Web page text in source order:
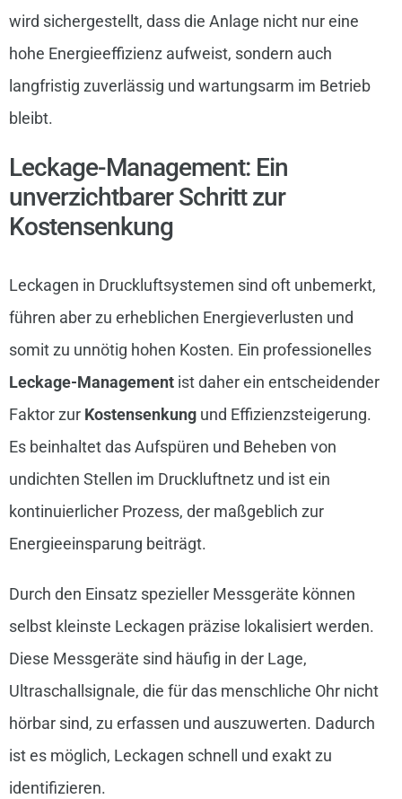
wird sichergestellt, dass die Anlage nicht nur eine
hohe Energieeffizienz aufweist, sondern auch
langfristig zuverlässig und wartungsarm im Betrieb
bleibt.
Leckage-Management: Ein
unverzichtbarer Schritt zur
Kostensenkung
Leckagen in Druckluftsystemen sind oft unbemerkt,
führen aber zu erheblichen Energieverlusten und
somit zu unnötig hohen Kosten. Ein professionelles
Leckage-Managementist daher ein entscheidender
Faktor zur Kostensenkungund Effizienzsteigerung.
Es beinhaltet das Aufspüren und Beheben von
undichten Stellen im Druckluftnetz und ist ein
kontinuierlicher Prozess, der maßgeblich zur
Energieeinsparung beiträgt.
Durch den Einsatz spezieller Messgeräte können
selbst kleinste Leckagen präzise lokalisiert werden.
Diese Messgeräte sind häufig in der Lage,
Ultraschallsignale, die für das menschliche Ohr nicht
hörbar sind, zu erfassen und auszuwerten. Dadurch
ist es möglich, Leckagen schnell und exakt zu
identifizieren.